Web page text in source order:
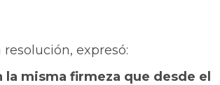
expresó:
misma firmeza que desde el